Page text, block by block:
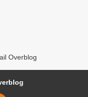
Overblog